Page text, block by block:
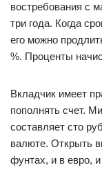
востребования с
три года. Когда
его можно
%. Проценты
Вкладчик имеет
пополнять счет.
составляет сто
валюте. Открыть
фунтах, и в евро,